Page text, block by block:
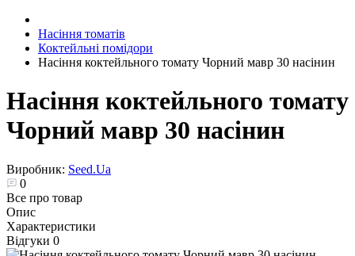
Насіння томатів
Коктейльні помідори
Насіння коктейльного томату Чорний мавр 30 насінин
Насіння коктейльного томату
Чорний мавр 30 насінин
Виробник: Seed.Ua
0
Все про товар
Опис
Характеристики
Відгуки 0